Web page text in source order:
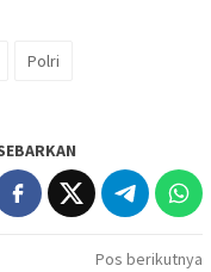
Polri
Pos berikutnya